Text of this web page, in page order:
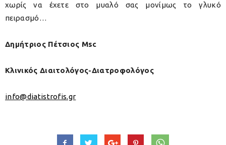
χωρίς να έχετε στο μυαλό σας μονίμως το γλυκό
πειρασμό…
Δημήτριος Πέτσιος Msc
Κλινικός Διαιτολόγος-Διατροφολόγος
info@diatistrofis.gr